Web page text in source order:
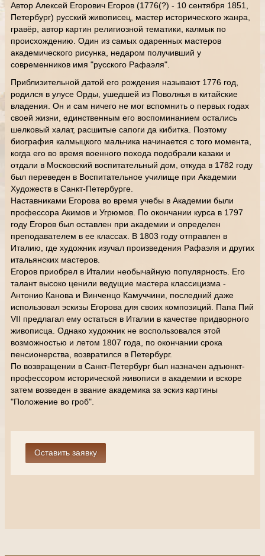
Автор Алексей Егорович Егоров (1776(?) - 10 сентября 1851,
Петербург) русский живописец, мастер исторического жанра,
гравёр, автор картин религиозной тематики, калмык по
происхождению. Один из самых одаренных мастеров
академического рисунка, недаром получивший у
современников имя "русского Рафаэля".
Приблизительной датой его рождения называют 1776 год,
родился в улусе Орды, ушедшей из Поволжья в китайские
владения. Он и сам ничего не мог вспомнить о первых годах
своей жизни, единственным его воспоминанием остались
шелковый халат, расшитые сапоги да кибитка. Поэтому
биография калмыцкого мальчика начинается с того момента,
когда его во время военного похода подобрали казаки и
отдали в Московский воспитательный дом, откуда в 1782 году
был переведен в Воспитательное училище при Академии
Художеств в Санкт-Петербурге.
Наставниками Егорова во время учебы в Академии были
профессора Акимов и Угрюмов. По окончании курса в 1797
году Егоров был оставлен при академии и определен
преподавателем в ее классах. В 1803 году отправлен в
Италию, где художник изучал произведения Рафаэля и других
итальянских мастеров.
Егоров приобрел в Италии необычайную популярность. Его
талант высоко ценили ведущие мастера классицизма -
Антонио Канова и Винченцо Камуччини, последний даже
использовал эскизы Егорова для своих композиций. Папа Пий
VII предлагал ему остаться в Италии в качестве придворного
живописца. Однако художник не воспользовался этой
возможностью и летом 1807 года, по окончании срока
пенсионерства, возвратился в Петербург.
По возвращении в Санкт-Петербург был назначен адъюнкт-
профессором исторической живописи в академии и вскоре
затем возведен в звание академика за эскиз картины
"Положение во гроб".